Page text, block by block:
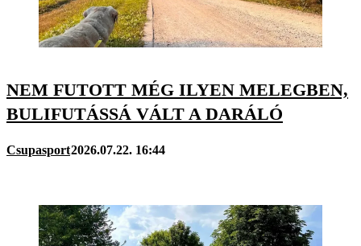
NEM FUTOTT MÉG ILYEN MELEGBEN,
BULIFUTÁSSÁ VÁLT A DARÁLÓ
Csupasport2026.07.22. 16:44